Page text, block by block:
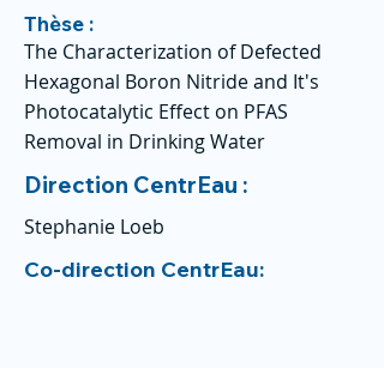
Thèse :
The Characterization of Defected
Hexagonal Boron Nitride and It's
Photocatalytic Effect on PFAS
Removal in Drinking Water
Direction CentrEau :
Stephanie Loeb
Co-direction CentrEau: